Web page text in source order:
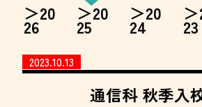
20
26
20
25
20
24 23
2023.10.13
通信科 秋季入